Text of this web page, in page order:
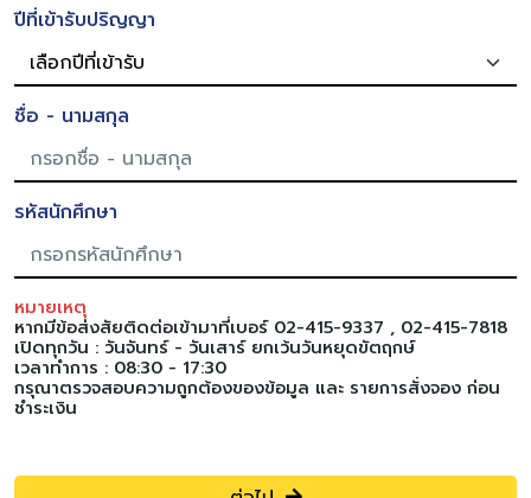
ปีที่เข้ารับปริญญา
ชื่อ - นามสกุล
รหัสนักศึกษา
หมายเหตุ
หากมีข้อส่งสัยติดต่อเข้ามาที่เบอร์ 02-415-9337 , 02-415-7818
เปิดทุกวัน : วันจันทร์ - วันเสาร์ ยกเว้นวันหยุดขัตฤกษ์
เวลาทำการ : 08:30 - 17:30
กรุณาตรวจสอบความถูกต้องของข้อมูล และ รายการสั่งจอง ก่อน
ชำระเงิน